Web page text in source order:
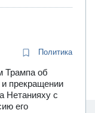
Политика
Трампа об
и прекращении
Нетанияху с
его